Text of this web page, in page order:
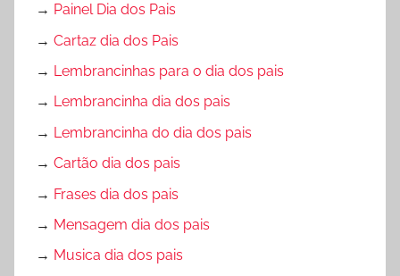
→ Painel Dia dos Pais
→ Cartaz dia dos Pais
→ Lembrancinhas para o dia dos pais
→ Lembrancinha dia dos pais
→ Lembrancinha do dia dos pais
→ Cartão dia dos pais
→ Frases dia dos pais
→ Mensagem dia dos pais
→ Musica dia dos pais